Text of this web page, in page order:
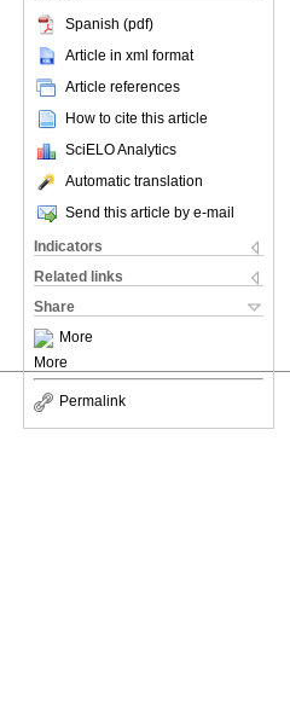
Spanish (pdf)
Article in xml format
Article references
How to cite this article
SciELO Analytics
Automatic translation
Send this article by e-mail
Indicators
Related links
Share
More
More
Permalink